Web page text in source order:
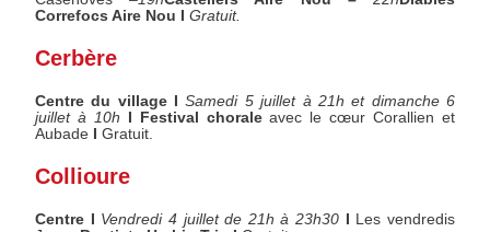
Correfocs Aire Nou IGratuit.
Cerbère
Centre du village ISamedi 5 juillet à 21h et dimanche 6
juillet à 10h I Festival choraleavec le cœur Corallien et
Aubade IGratuit.
Collioure
Centre I Vendredi 4 juillet de 21h à 23h30
Les vendredis